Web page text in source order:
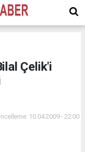
Çelik'i
10.04.2009 - 22:00